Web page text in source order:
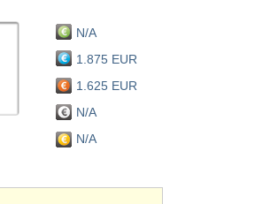
N/A
1.875 EUR
1.625 EUR
N/A
N/A